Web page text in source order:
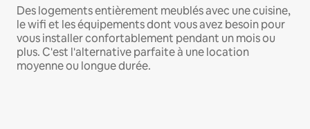
Des logements entièrement meublés avec une cuisine,
le wifi et les équipements dont vous avez besoin pour
vous installer confortablement pendant un mois ou
plus. C'est l'alternative parfaite à une location
moyenne ou longue durée.